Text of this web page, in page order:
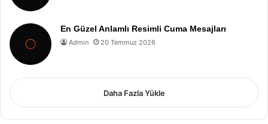
En Güzel Anlamlı Resimli Cuma Mesajları
Admin 20 Temmuz 2026
Daha Fazla Yükle